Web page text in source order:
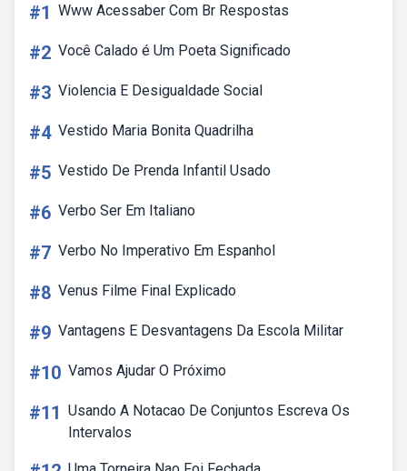
#1 Www Acessaber Com Br Respostas
#2 Você Calado é Um Poeta Significado
#3 Violencia E Desigualdade Social
#4 Vestido Maria Bonita Quadrilha
#5 Vestido De Prenda Infantil Usado
#6 Verbo Ser Em Italiano
#7 Verbo No Imperativo Em Espanhol
#8 Venus Filme Final Explicado
#9 Vantagens E Desvantagens Da Escola Militar
#10 Vamos Ajudar O Próximo
#11 Usando A Notacao De Conjuntos Escreva Os
Intervalos